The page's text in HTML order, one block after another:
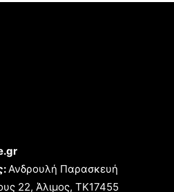
Ανδρουλή Παρασκευή
22, Άλιμος, TK17455